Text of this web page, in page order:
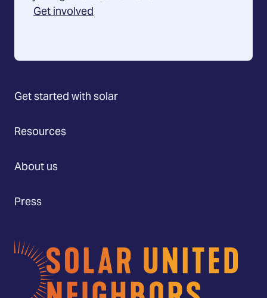
Get involved
Get started with solar
Resources
About us
Press